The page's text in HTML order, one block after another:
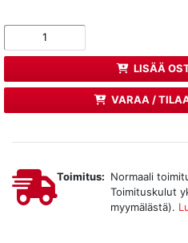
LISÄÄ
VARAA /
Toimitus: Normaali
Toimituskulut
myymälästä).